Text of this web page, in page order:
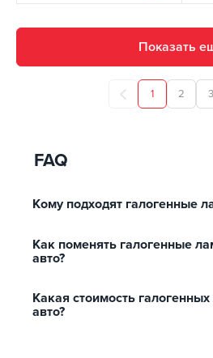
Показать
1 2 3
FAQ
Кому подходят галогенные
Как поменять галогенные
авто?
Какая стоимость
авто?